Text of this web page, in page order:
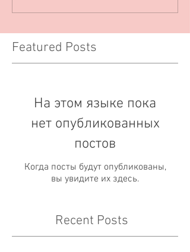
Featured Posts
На этом языке пока
нет опубликованных
постов
Когда посты будут опубликованы,
вы увидите их здесь.
Recent Posts